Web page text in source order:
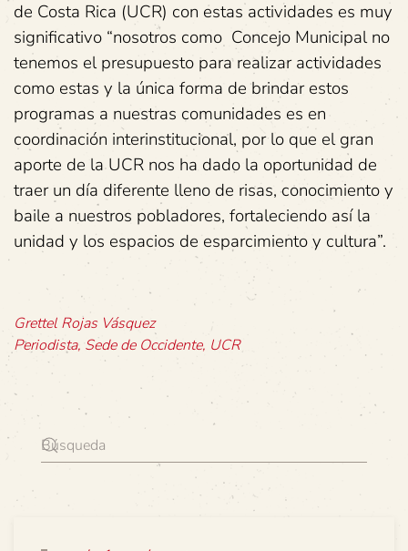
de Costa Rica (UCR) con estas actividades es muy
significativo “nosotros como Concejo Municipal no
tenemos el presupuesto para realizar actividades
como estas y la única forma de brindar estos
programas a nuestras comunidades es en
coordinación interinstitucional, por lo que el gran
aporte de la UCR nos ha dado la oportunidad de
traer un día diferente lleno de risas, conocimiento y
baile a nuestros pobladores, fortaleciendo así la
unidad y los espacios de esparcimiento y cultura”.
Grettel Rojas Vásquez
Periodista, Sede de Occidente, UCR